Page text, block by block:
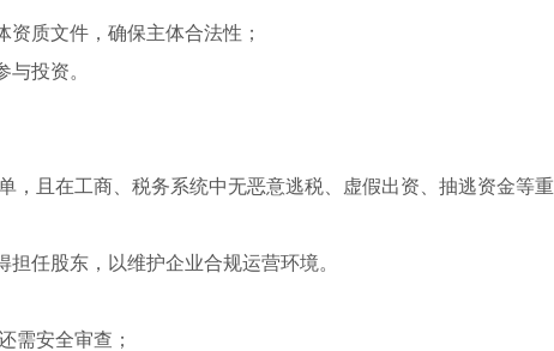
质文件，确保主体合法性；
投资。
，且在工商、税务系统中无恶意逃税、虚假出资、抽逃资金等重
任股东，以维护企业合规运营环境。
需安全审查；